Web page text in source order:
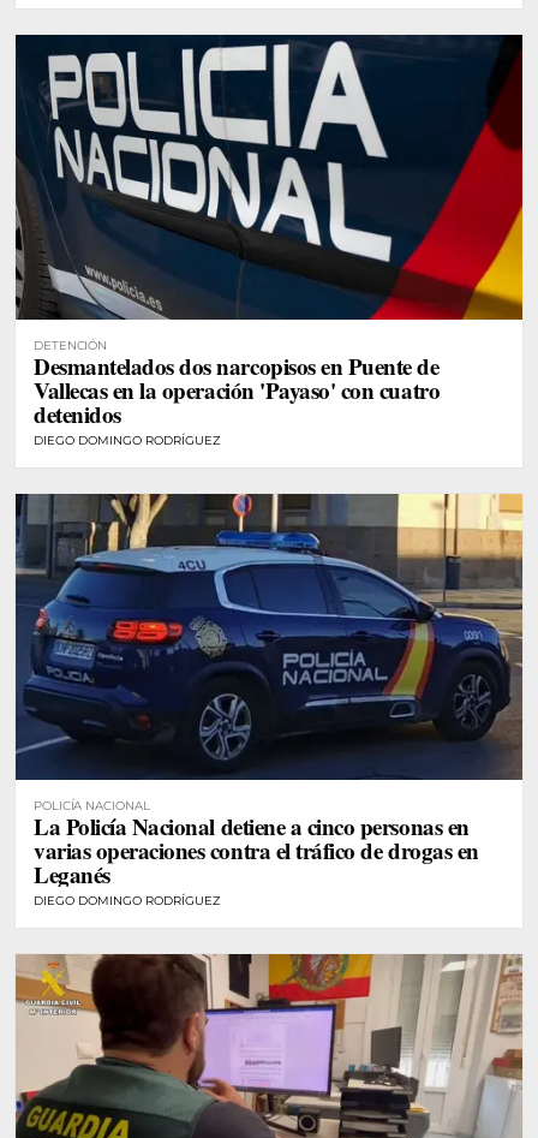
DETENCIÓN
Desmantelados dos narcopisos en Puente de
Vallecas en la operación 'Payaso' con cuatro
detenidos
DIEGO DOMINGO RODRÍGUEZ
POLICÍA NACIONAL
La Policía Nacional detiene a cinco personas en
varias operaciones contra el tráfico de drogas en
Leganés
DIEGO DOMINGO RODRÍGUEZ